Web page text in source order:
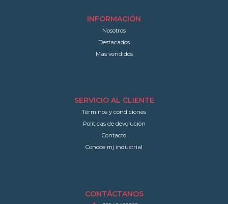
INFORMACIÓN
Nosotros
Destacados
Mas vendidos
SERVICIO AL CLIENTE
Términos y condiciones
Políticas de devolución
Contacto
Conoce mj industrial
CONTÁCTANOS